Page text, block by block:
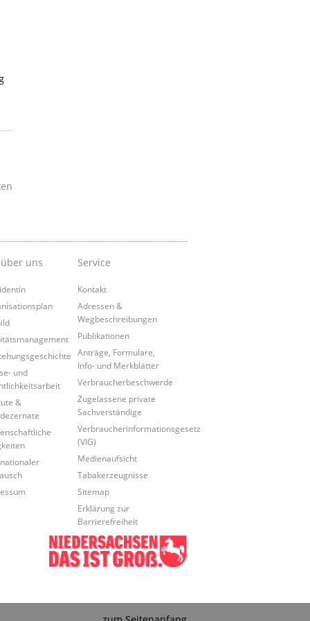
uns
und
&
Service
Kontakt
Adressen &
Wegbeschreibungen
Publikationen
Anträge, Formulare,
Info- und Merkblätter
Verbraucherbeschwerde
Zugelassene private
Sachverständige
Verbraucherinformationsgesetz
(VIG)
Medienaufsicht
Tabakerzeugnisse
Sitemap
Erklärung zur
Barrierefreiheit